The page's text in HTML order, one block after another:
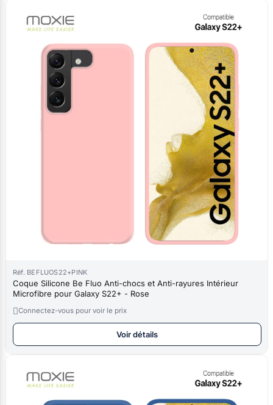
Réf. BEFLUOS22+PINK
Coque Silicone Be Fluo Anti-chocs et Anti-rayures Intérieur
Microfibre pour Galaxy S22+ - Rose
Connectez-vous pour voir le prix
Voir détails